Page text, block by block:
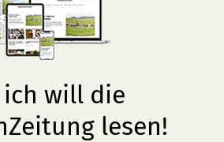
ich will die
lesen!